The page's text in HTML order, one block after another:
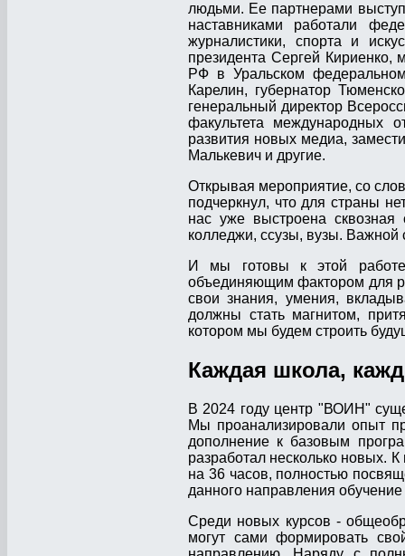
людьми. Ее партнерами
наставниками работали
журналистики, спорта и
президента Сергей Кириенко,
РФ в Уральском
Карелин, губернатор
генеральный директор
факультета международных
развития новых медиа,
Малькевич и другие.
Открывая мероприятие, со
подчеркнул, что для страны
нас уже выстроена
колледжи, ссузы, вузы.
И мы готовы к этой
объединяющим фактором для
свои знания, умения,
должны стать магнитом,
котором мы будем строить
Каждая школа,
В 2024 году центр "ВОИН"
Мы проанализировали опыт
дополнение к базовым
разработал несколько новых.
на 36 часов, полностью
данного направления
Среди новых курсов -
могут сами формировать